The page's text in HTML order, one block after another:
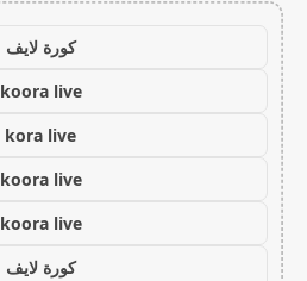
كورة لايف
koora live
kora live
koora live
koora live
كورة لايف